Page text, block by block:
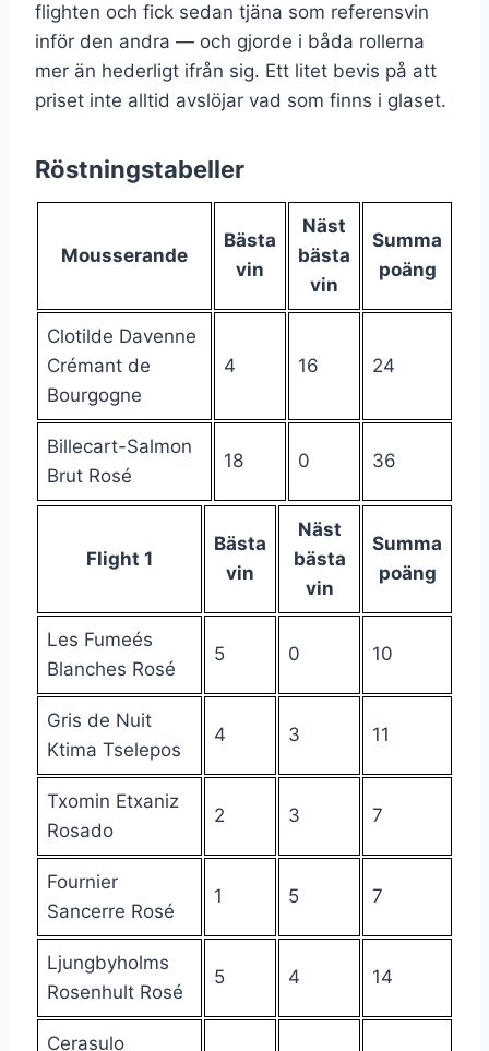
flighten och fick sedan tjäna som referensvin
inför den andra — och gjorde i båda rollerna
mer än hederligt ifrån sig. Ett litet bevis på att
priset inte alltid avslöjar vad som finns i glaset.
Röstningstabeller
Mousserande
Bästa
vin
Näst
bästa
vin
Summa
poäng
Clotilde Davenne
Crémant de
Bourgogne
4 16 24
Billecart-Salmon
Brut Rosé
18 0 36
Flight 1
Bästa
vin
Näst
bästa
vin
Summa
poäng
Les Fumeés
Blanches Rosé
5 0 10
Gris de Nuit
Ktima Tselepos
4 3 11
Txomin Etxaniz
Rosado
2 3 7
Fournier
Sancerre Rosé
1 5 7
Ljungbyholms
Rosenhult Rosé
5 4 14
Cerasulo